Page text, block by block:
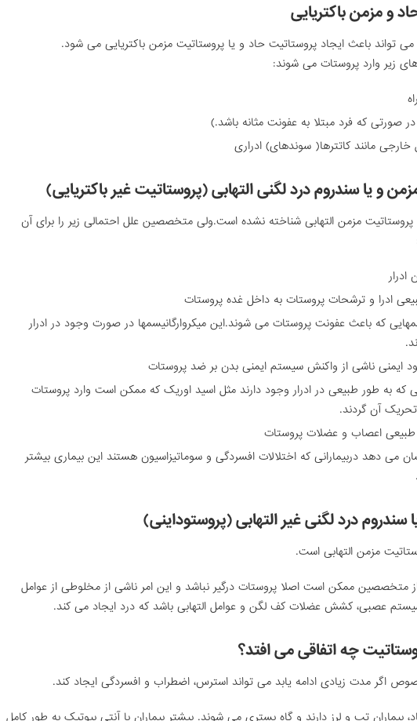
و مزمن باکتریایی
می تواند باعث ایجاد پروستاتیت حاد و یا پروستاتیت مزمن باکتریایی می شود.
های زیر وارد پروستات می شوند:
در صورتی که فرد مبتلا به عفونت مثانه باشد.)
خارجی مانند کاتترها( سوندهای) ادراری
و یا سندروم درد لگنی التهابی (پروستاتیت غیر باکتریایی)
مزمن التهابی شناخته نشده است.ولی متخصصین علل احتمالی زیر را برای آن
ادرا و ترشحات پروستات به داخل غده پروستات
که باعث عفونت پروستات می شوند.این میکروارگانیسمها در صورت وجود در ادرار
ایمنی ناشی از واکنش سیستم ایمنی بدن بر ضد پروستات
که به طور طبیعی در ادرار وجود دارند مثل اسید اوریک که ممکن است وارد پروستات
آن گردند.
طبیعی اعصاب و عضلات پروستات
می دهد دربیمارانی که اختلالات افسردگی و سوماتیزاسیون هستند این بیماری بیشتر
سندروم درد لگنی غیر التهابی (پروستوداینی)
مزمن التهابی است.
متخصصین ممکن است اصلا پروستات درگیر نباشد و این امر ناشی از مخلوطی از عوامل
عصبی، کشش عضلات کف لگن و عوامل التهابی باشد که درد ایجاد می کند.
چه اتفاقی می افتد؟
اگر مدت زیادی ادامه یابد می تواند استرس، اضطراب و افسردگی ایجاد کند.
بیماران تب و لرز دارند و گاه بستری می شوند. بیشتر بیماران با آنتی بیوتیک به طور کامل